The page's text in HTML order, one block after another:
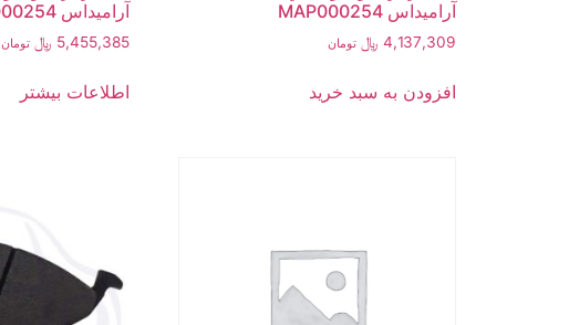
آرامیداس MAP000254
4,137,309 ﷼ تومان
افزودن به سبد خرید
آرامیداس MAP000254
5,455,385 ﷼ تومان
اطلاعات بیشتر